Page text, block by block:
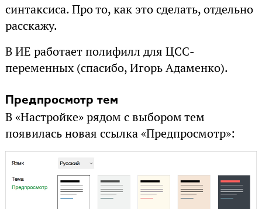
синтаксиса. Про то, как это сделать, отдельно
расскажу.
В ИЕ работает полифилл для ЦСС-
переменных (спасибо, Игорь Адаменко).
Предпросмотр тем
В «Настройке» рядом с выбором тем
появилась новая ссылка «Предпросмотр»: